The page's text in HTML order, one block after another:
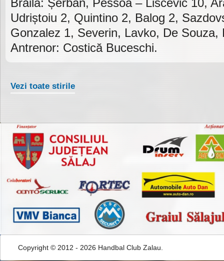
Brăila: Șerban, Pessoa – Liscevic 10,
Udriștoiu 2, Quintino 2, Balog 2,
Gonzalez 1, Severin, Lavko, De Souza,
Antrenor: Costică Buceschi.
Vezi toate stirile
Copyright © 2012 - 2026 Handbal Club Zalau.